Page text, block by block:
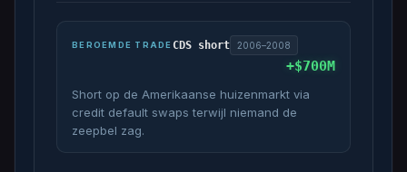
BEROEMDE TRADE CDS short 2006–2008
+$700M
Short op de Amerikaanse huizenmarkt via
credit default swaps terwijl niemand de
zeepbel zag.